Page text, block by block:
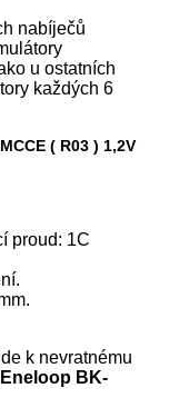
nabíječů
u ostatních
každých 6
( R03 ) 1,2V
proud: 1C
k nevratnému
BK-